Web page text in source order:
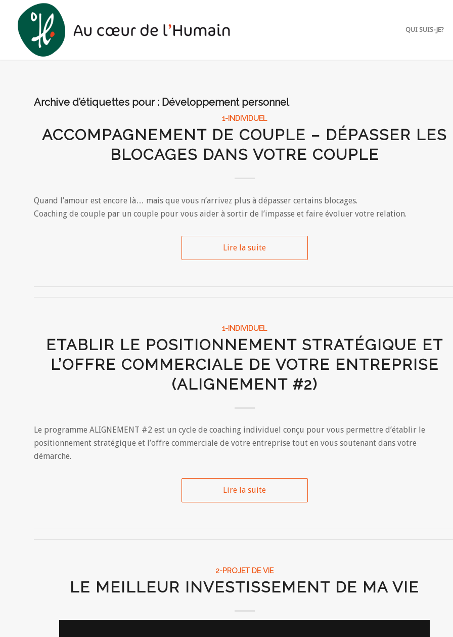
QUI SUIS-JE?
Archive d’étiquettes pour : Développement personnel
1-INDIVIDUEL
ACCOMPAGNEMENT DE COUPLE – DÉPASSER LES
BLOCAGES DANS VOTRE COUPLE
Quand l’amour est encore là… mais que vous n’arrivez plus à dépasser certains blocages.
Coaching de couple par un couple pour vous aider à sortir de l’impasse et faire évoluer votre relation.
Lire la suite
1-INDIVIDUEL
ETABLIR LE POSITIONNEMENT STRATÉGIQUE ET
L’OFFRE COMMERCIALE DE VOTRE ENTREPRISE
(ALIGNEMENT #2)
Le programme ALIGNEMENT #2 est un cycle de coaching individuel conçu pour vous permettre d’établir le
positionnement stratégique et l’offre commerciale de votre entreprise tout en vous soutenant dans votre
démarche.
Lire la suite
2-PROJET DE VIE
LE MEILLEUR INVESTISSEMENT DE MA VIE